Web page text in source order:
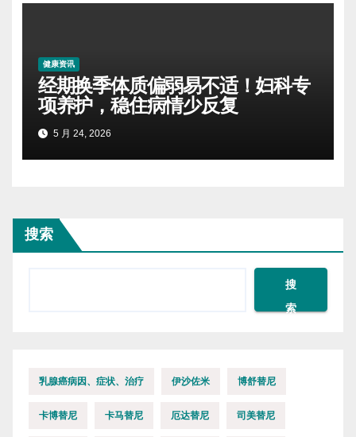
健康资讯
经期换季体质偏弱易不适！妇科专
项养护，稳住病情少反复
5 月 24, 2026
搜索
搜
索
乳腺癌病因、症状、治疗 伊沙佐米 博舒替尼
卡博替尼 卡马替尼 厄达替尼 司美替尼